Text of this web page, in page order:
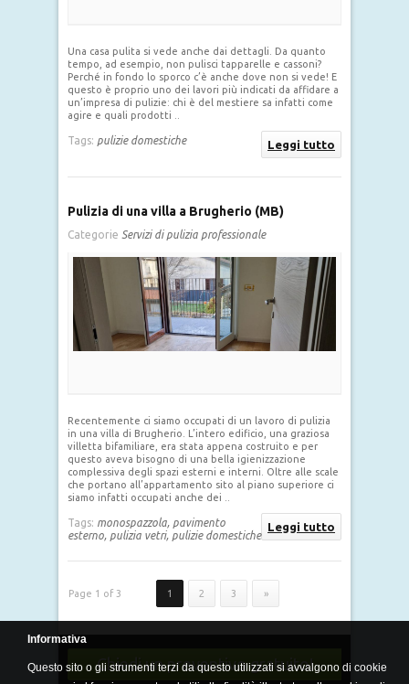
Una casa pulita si vede anche dai dettagli. Da quanto
tempo, ad esempio, non pulisci tapparelle e cassoni?
Perché in fondo lo sporco c’è anche dove non si vede! E
questo è proprio uno dei lavori più indicati da affidare a
un’impresa di pulizie: chi è del mestiere sa infatti come
agire e quali prodotti ..
Leggi tutto
Tags: pulizie domestiche
Pulizia di una villa a Brugherio (MB)
Categorie Servizi di pulizia professionale
Recentemente ci siamo occupati di un lavoro di pulizia
in una villa di Brugherio. L’intero edificio, una graziosa
villetta bifamiliare, era stata appena costruito e per
questo aveva bisogno di una bella igienizzazione
complessiva degli spazi esterni e interni. Oltre alle scale
che portano all’appartamento sito al piano superiore ci
siamo infatti occupati anche dei ..
Leggi tutto
Tags: monospazzola, pavimento
esterno, pulizia vetri, pulizie domestiche
Page 1 of 3 1 2 3 »
Chiedi un preventivo gratuito!
Informativa
Questo sito o gli strumenti terzi da questo utilizzati si avvalgono di cookie